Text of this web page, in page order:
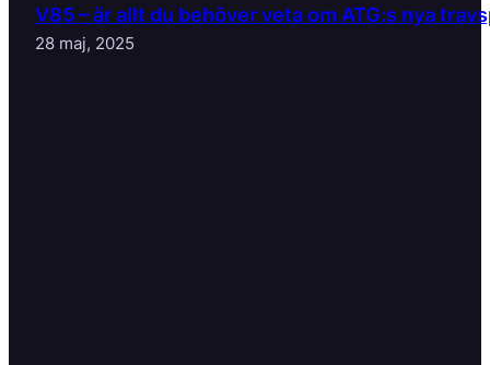
V85 – är allt du behöver veta om ATG:s nya
28 maj, 2025